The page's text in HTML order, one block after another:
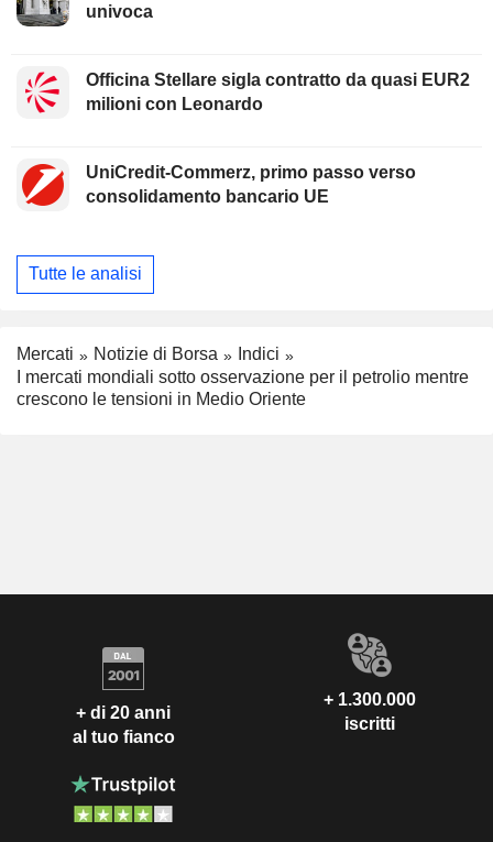
univoca
Officina Stellare sigla contratto da quasi EUR2
milioni con Leonardo
UniCredit-Commerz, primo passo verso
consolidamento bancario UE
Tutte le analisi
Mercati Notizie di Borsa
Indici
I mercati mondiali sotto osservazione per il petrolio mentre
crescono le tensioni in Medio Oriente
+ di 20 anni
al tuo fianco
+ 1.300.000
iscritti